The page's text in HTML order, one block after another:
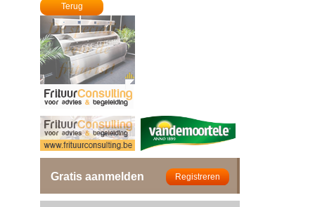
Terug
Gratis aanmelden